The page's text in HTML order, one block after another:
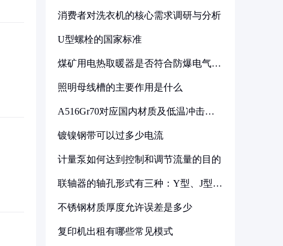
消费者对洗衣机的核心需求调研与分析
U型螺栓的国家标准
煤矿用电热取暖器是否符合防爆电气设
照明母线槽的主要作用是什么
A516Gr70对应国内材质及低温冲击要
镀镍钢带可以过多少电流
计量泵如何达到控制和调节流量的目的
联轴器的轴孔形式有三种：Y型、J型、
不锈钢材质厚度允许误差是多少
复印机出租有哪些常见模式